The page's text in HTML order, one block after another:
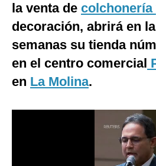
Club del Suscriptor
Mix
G de Gestión
Notas Contratadas
la venta de colchonería
decoración, abrirá en
semanas su tienda
en el centro comercial
en La Molina.